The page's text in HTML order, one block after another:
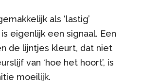
als ‘lastig’
eigenlijk een signaal. Een
de lijntjes kleurt, dat niet
van ‘hoe het hoort’, is
moeilijk.